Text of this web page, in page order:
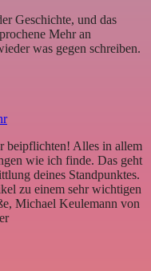
Geschichte, und das
Mehr an
was gegen schreiben.
beipflichten! Alles in allem
wie ich finde. Das geht
deines Standpunktes.
zu einem sehr wichtigen
Michael Keulemann von